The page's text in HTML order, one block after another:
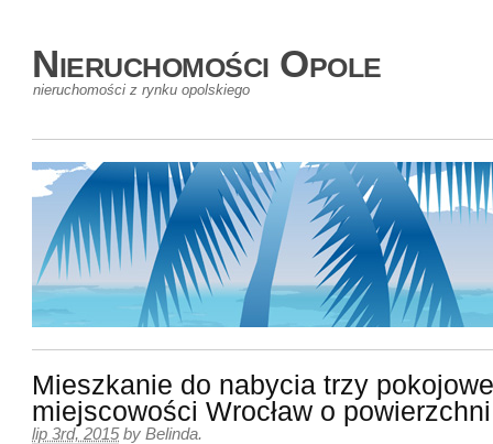
Nieruchomości Opole
nieruchomości z rynku opolskiego
Mieszkanie do nabycia trzy
miejscowości Wrocław o
lip 3rd, 2015 by Belinda.